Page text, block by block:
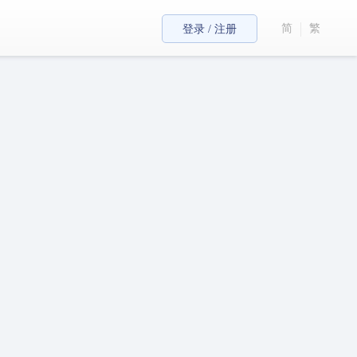
登录 / 注册 简 繁